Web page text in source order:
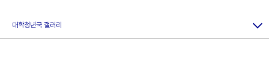
대학청년국 갤러리